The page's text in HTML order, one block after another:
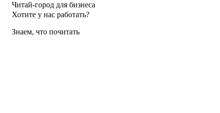
Читай-город для бизнеса
Хотите у нас работать?
Знаем, что почитать